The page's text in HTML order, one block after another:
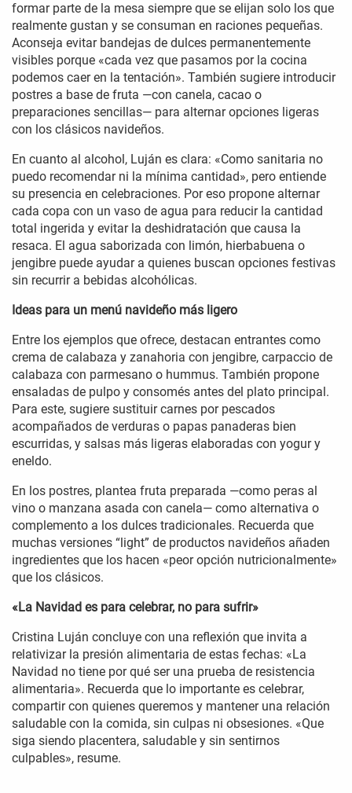
formar parte de la mesa siempre que se elijan solo los que
realmente gustan y se consuman en raciones pequeñas.
Aconseja evitar bandejas de dulces permanentemente
visibles porque «cada vez que pasamos por la cocina
podemos caer en la tentación». También sugiere introducir
postres a base de fruta —con canela, cacao o
preparaciones sencillas— para alternar opciones ligeras
con los clásicos navideños.
En cuanto al alcohol, Luján es clara: «Como sanitaria no
puedo recomendar ni la mínima cantidad», pero entiende
su presencia en celebraciones. Por eso propone alternar
cada copa con un vaso de agua para reducir la cantidad
total ingerida y evitar la deshidratación que causa la
resaca. El agua saborizada con limón, hierbabuena o
jengibre puede ayudar a quienes buscan opciones festivas
sin recurrir a bebidas alcohólicas.
Ideas para un menú navideño más ligero
Entre los ejemplos que ofrece, destacan entrantes como
crema de calabaza y zanahoria con jengibre, carpaccio de
calabaza con parmesano o hummus. También propone
ensaladas de pulpo y consomés antes del plato principal.
Para este, sugiere sustituir carnes por pescados
acompañados de verduras o papas panaderas bien
escurridas, y salsas más ligeras elaboradas con yogur y
eneldo.
En los postres, plantea fruta preparada —como peras al
vino o manzana asada con canela— como alternativa o
complemento a los dulces tradicionales. Recuerda que
muchas versiones “light” de productos navideños añaden
ingredientes que los hacen «peor opción nutricionalmente»
que los clásicos.
«La Navidad es para celebrar, no para sufrir»
Cristina Luján concluye con una reflexión que invita a
relativizar la presión alimentaria de estas fechas: «La
Navidad no tiene por qué ser una prueba de resistencia
alimentaria». Recuerda que lo importante es celebrar,
compartir con quienes queremos y mantener una relación
saludable con la comida, sin culpas ni obsesiones. «Que
siga siendo placentera, saludable y sin sentirnos
culpables», resume.